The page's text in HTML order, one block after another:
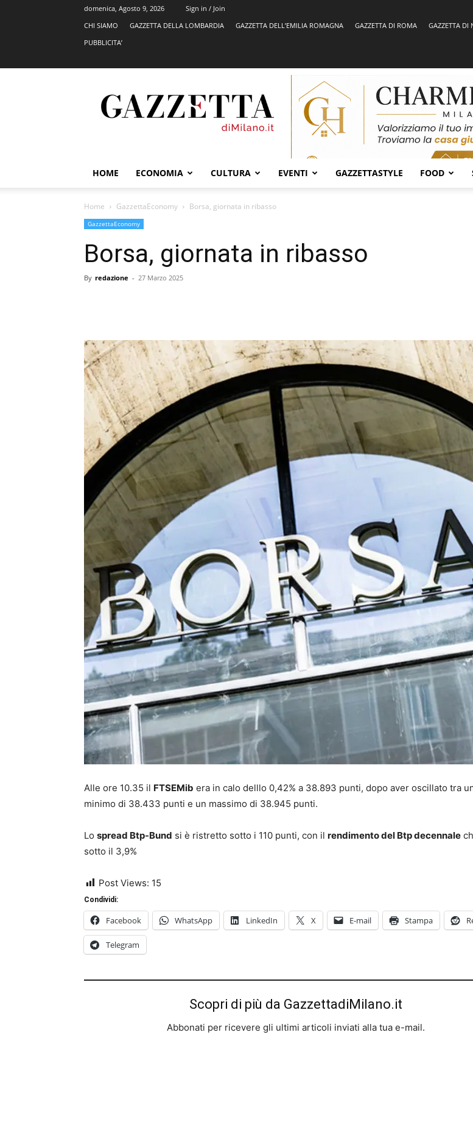
domenica, Agosto 9, 2026
Sign in / Join
CHI SIAMO
GAZZETTA DELLA LOMBARDIA GAZZETTA DELL’EMILIA ROMAGNA GAZZETTA DI ROMA GAZZETTA DI
PUBBLICITA’
HOME ECONOMIA CULTURA EVENTI GAZZETTASTYLE FOOD
Home GazzettaEconomy Borsa, giornata in ribasso
GazzettaEconomy
Borsa, giornata in ribasso
By redazione - 27 Marzo 2025
Alle ore 10.35 il FTSEMib era in calo delllo 0,42% a 38.893 punti, dopo aver oscillato tra
minimo di 38.433 punti e un massimo di 38.945 punti.
Lo spread Btp-Bund si è ristretto sotto i 110 punti, con il rendimento del Btp decennale
sotto il 3,9%
Post Views: 15
Condividi:
Facebook WhatsApp LinkedIn X E-mail Stampa
Telegram
Scopri di più da GazzettadiMilano.it
Abbonati per ricevere gli ultimi articoli inviati alla tua e-mail.